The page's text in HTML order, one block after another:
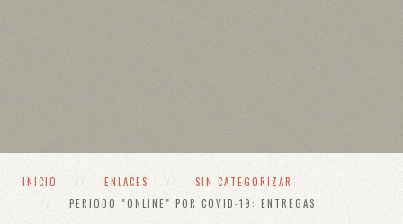
INICIO ENLACES
SIN CATEGORIZAR
PERIODO "ONLINE" POR COVID-19: ENTREGAS